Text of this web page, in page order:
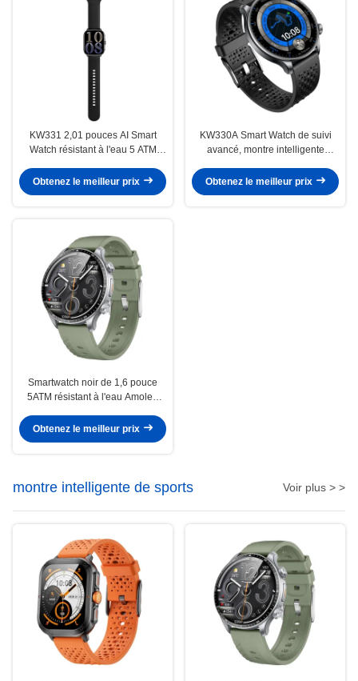
KW331 2,01 pouces AI Smart
Watch résistant à l'eau 5 ATM
Obtenez le meilleur prix
KW330A Smart Watch de suivi
avancé, montre intelligente
Obtenez le meilleur prix
Smartwatch noir de 1,6 pouce
5ATM résistant à l'eau Amoled
Obtenez le meilleur prix
montre intelligente de sports Voir plus > >